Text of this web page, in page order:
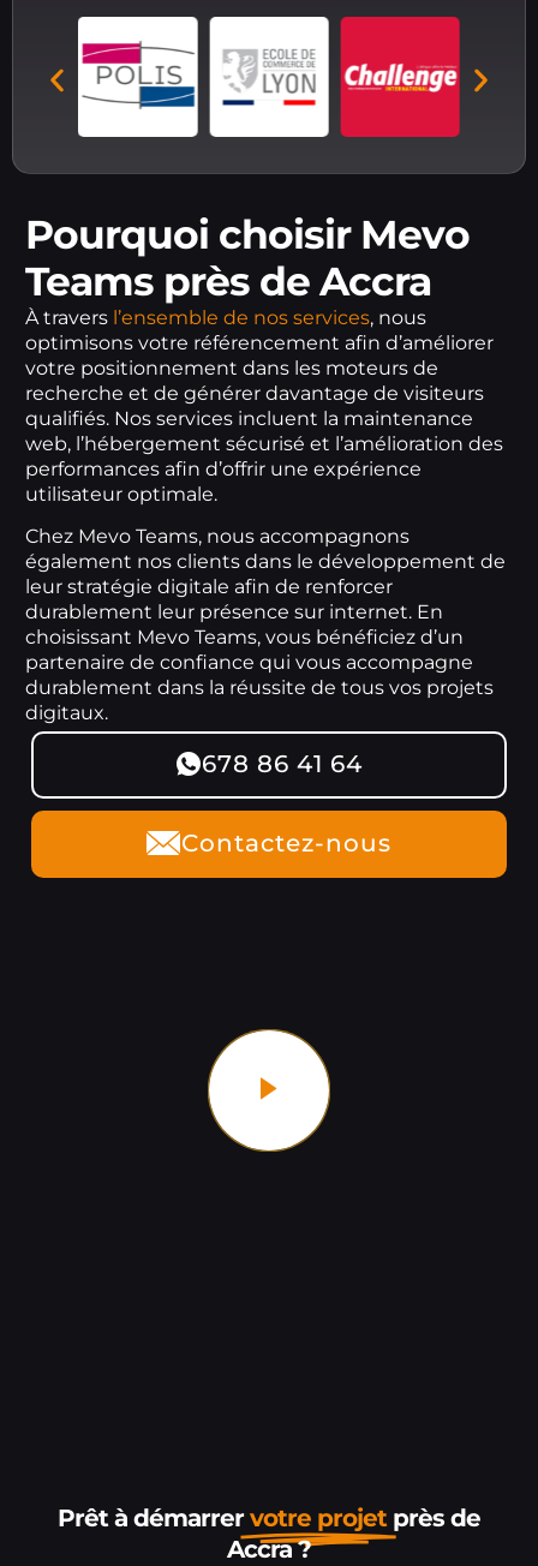
Pourquoi choisir Mevo
Teams près de Accra
À travers l’ensemble de nos services, nous
optimisons votre référencement afin d’améliorer
votre positionnement dans les moteurs de
recherche et de générer davantage de visiteurs
qualifiés. Nos services incluent la maintenance
web, l’hébergement sécurisé et l’amélioration des
performances afin d’offrir une expérience
utilisateur optimale.
Chez Mevo Teams, nous accompagnons
également nos clients dans le développement de
leur stratégie digitale afin de renforcer
durablement leur présence sur internet. En
choisissant Mevo Teams, vous bénéficiez d’un
partenaire de confiance qui vous accompagne
durablement dans la réussite de tous vos projets
digitaux.
678 86 41 64
Contactez-nous
Prêt à démarrervotre projet près de
Accra ?